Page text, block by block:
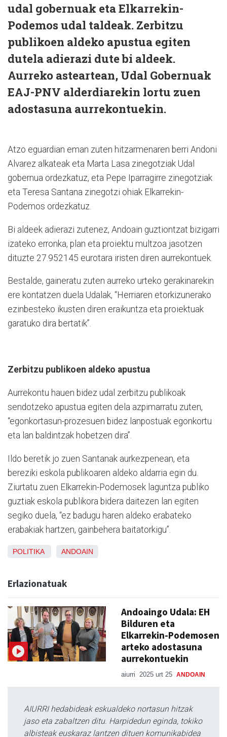
udal gobernuak eta Elkarrekin-
Podemos udal taldeak. Zerbitzu
publikoen aldeko apustua egiten
dutela adierazi dute bi aldeek.
Aurreko asteartean, Udal Gobernuak
EAJ-PNV alderdiarekin lortu zuen
adostasuna aurrekontuekin.
Atzo eguardian eman zuten hitzarmenaren berri Andoni
Alvarez alkateak eta Marta Lasa zinegotziak Udal
gobernua ordezkatuz, eta Pepe Iparragirre zinegotziak
eta Teresa Santana zinegotzi ohiak Elkarrekin-
Podemos ordezkatuz.
Bi aldeek adierazi zutenez, Andoain guztiontzat bizigarri
izateko erronka, plan eta proiektu multzoa jasotzen
dituzte 27.952145 eurotara iristen diren aurrekontuek.
Bestalde, gaineratu zuten aurreko urteko gerakinarekin
ere kontatzen duela Udalak, “Herriaren etorkizunerako
ezinbesteko ikusten diren eraikuntza eta proiektuak
garatuko dira bertatik”.
Zerbitzu publikoen aldeko apustua
Aurrekontu hauen bidez udal zerbitzu publikoak
sendotzeko apustua egiten dela azpimarratu zuten,
“egonkortasun-prozesuen bidez lanpostuak egonkortu
eta lan baldintzak hobetzen dira”.
Ildo beretik jo zuen Santanak aurkezpenean, eta
bereziki eskola publikoaren aldeko aldarria egin du.
Ziurtatu zuen Elkarrekin-Podemosek laguntza publiko
guztiak eskola publikora bidera daitezen lan egiten
segiko duela, “ez badugu haren aldeko erabateko
erabakiak hartzen, gainbehera baitatorkigu”.
POLITIKA ANDOAIN
Erlazionatuak
Andoaingo Udala: EH
Bilduren eta
Elkarrekin-Podemosen
arteko adostasuna
aurrekontuekin
aiurri 2025 urt 25 ANDOAIN
AIURRI hedabideak eskualdeko nortasun hitzak
jaso eta zabaltzen ditu. Harpidedun eginda, tokiko
albisteak euskaraz lantzen dituen komunikabidea